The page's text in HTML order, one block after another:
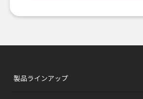
製品ラインアップ